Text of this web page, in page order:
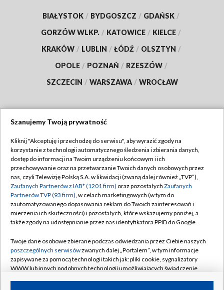
BIAŁYSTOK / BYDGOSZCZ / GDAŃSK /
GORZÓW WLKP. / KATOWICE / KIELCE /
KRAKÓW / LUBLIN / ŁÓDŹ / OLSZTYN /
OPOLE / POZNAŃ / RZESZÓW /
SZCZECIN / WARSZAWA / WROCŁAW
TVP
Abonament TVP
Emisja w TVP
Centrum informacji TVP
Naziemna Telewizja Cyfrowa
Rada Programowa
System NOS
Informacje o nadawcy
Regulamin TVP
Polityka prywatności
Moje zgody
Pomoc
Kontakt
Kanały
Szanujemy Twoją prywatność
Kliknij "Akceptuję i przechodzę do serwisu", aby wyrazić zgody na
korzystanie z technologii automatycznego śledzenia i zbierania danych,
dostęp do informacji na Twoim urządzeniu końcowym i ich
przechowywanie oraz na przetwarzanie Twoich danych osobowych przez
nas, czyli Telewizję Polską S.A. w likwidacji (zwaną dalej również „TVP”),
Zaufanych Partnerów z IAB* (1201 firm) oraz pozostałych Zaufanych
Partnerów TVP (93 firm), w celach marketingowych (w tym do
zautomatyzowanego dopasowania reklam do Twoich zainteresowań i
mierzenia ich skuteczności) i pozostałych, które wskazujemy poniżej, a
także zgody na udostępnianie przez nas identyfikatora PPID do Google.
Twoje dane osobowe zbierane podczas odwiedzania przez Ciebie naszych
poszczególnych serwisówzwanych dalej „Portalem”, w tym informacje
zapisywane za pomocą technologii takich jak: pliki cookie, sygnalizatory
WWW lub innych podobnych technologii umożliwiających świadczenie